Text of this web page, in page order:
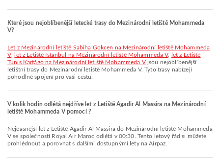
Které jsou nejoblíbenější letecké trasy do Mezinárodní letiště Mohammeda
V?
let z Mezinárodní letiště Sabiha Gokcen na Mezinárodní letiště Mohammeda
V
let z Letiště Istanbul na Mezinárodní letiště Mohammeda V,
let z Letiště
Tunis Kartágo na Mezinárodní letiště Mohammeda Vjsou nejoblíbenější
letištní trasy do Mezinárodní letiště Mohammeda V. Tyto trasy nabízejí
pohodlné spojení pro vaši cestu.
V kolik hodin odlétá nejdříve let z Letiště Agadir Al Massira na Mezinárodní
letiště Mohammeda V pomocí ?
Nejčasnější let z Letiště Agadir Al Massira do Mezinárodní letiště Mohammeda
V se společností Royal Air Maroc odlétá v 00:30. Tento letový řád si můžete
prohlédnout a porovnat s dalšími dostupnými lety na Airpaz.